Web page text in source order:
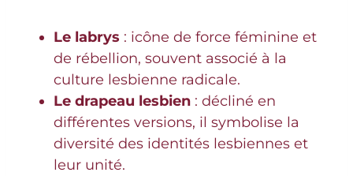
Le labrys : icône de force féminine et
de rébellion, souvent associé à la
culture lesbienne radicale.
Le drapeau lesbien : décliné en
différentes versions, il symbolise la
diversité des identités lesbiennes et
leur unité.